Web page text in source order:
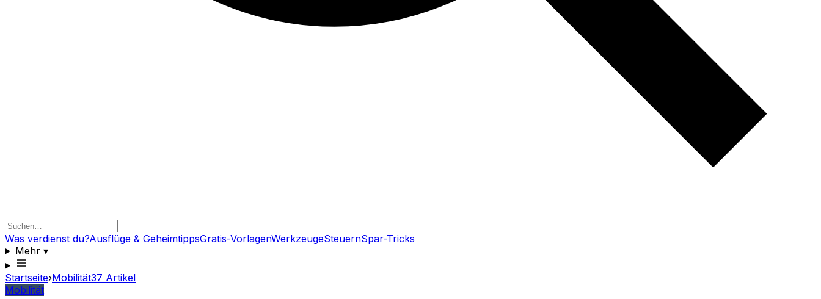
Was verdienst du?Ausflüge & GeheimtippsGratis-VorlagenWerkzeugeSteuernSpar-Tricks
Mehr▾
Startseite›Mobilität37 Artikel
Mobilität